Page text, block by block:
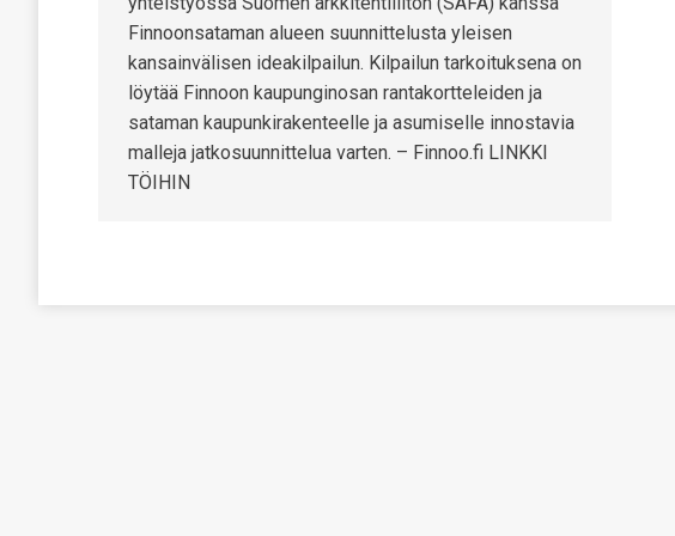
Finnoonsataman alueen suunnittelusta yleisen
kansainvälisen ideakilpailun. Kilpailun tarkoituksena on
löytää Finnoon kaupunginosan rantakortteleiden ja
sataman kaupunkirakenteelle ja asumiselle innostavia
malleja jatkosuunnittelua varten. – Finnoo.fi LINKKI
TÖIHIN